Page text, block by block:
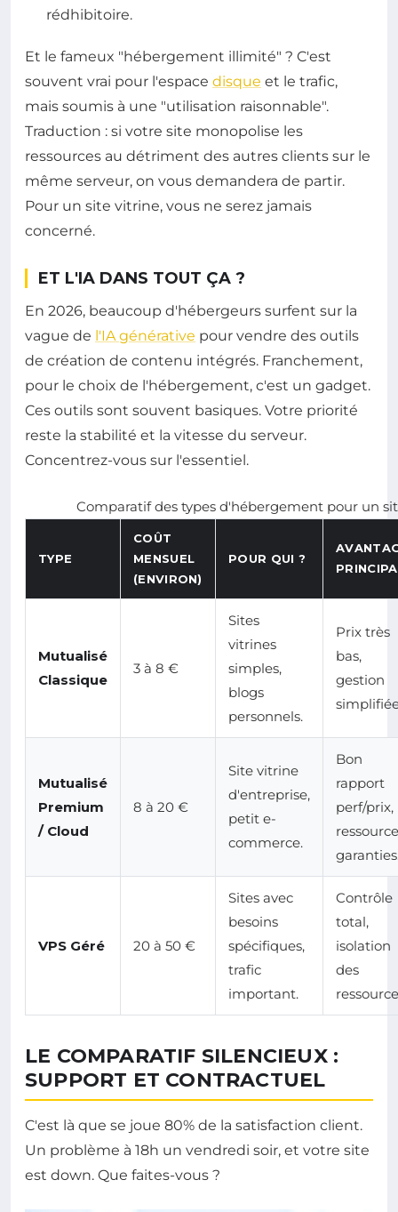
rédhibitoire.
Et le fameux "hébergement illimité" ? C'est
souvent vrai pour l'espace disque et le trafic,
mais soumis à une "utilisation raisonnable".
Traduction : si votre site monopolise les
ressources au détriment des autres clients sur le
même serveur, on vous demandera de partir.
Pour un site vitrine, vous ne serez jamais
concerné.
ET L'IA DANS TOUT ÇA ?
En 2026, beaucoup d'hébergeurs surfent sur la
vague de l'IA générative pour vendre des outils
de création de contenu intégrés. Franchement,
pour le choix de l'hébergement, c'est un gadget.
Ces outils sont souvent basiques. Votre priorité
reste la stabilité et la vitesse du serveur.
Concentrez-vous sur l'essentiel.
Comparatif des types d'hébergement pour un
TYPE
COÛT
MENSUEL
(ENVIRON)
POUR QUI ?
Mutualisé
Classique
3 à 8 €
Sites
vitrines
simples,
blogs
personnels.
Prix très
bas,
gestion
Mutualisé
Premium
/ Cloud
8 à 20 €
Site vitrine
d'entreprise,
petit e-
commerce.
Bon
rapport
perf/prix,
VPS Géré 20 à 50 €
Sites avec
besoins
spécifiques,
trafic
important.
Contrôle
total,
isolation
des
LE COMPARATIF SILENCIEUX :
SUPPORT ET CONTRACTUEL
C'est là que se joue 80% de la satisfaction client.
Un problème à 18h un vendredi soir, et votre site
est down. Que faites-vous ?